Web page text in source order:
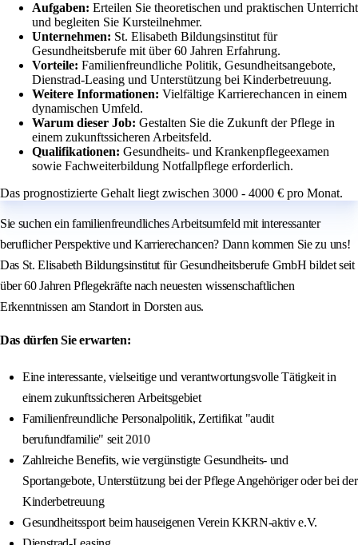
Aufgaben: Erteilen Sie theoretischen und praktischen Unterricht
und begleiten Sie Kursteilnehmer.
Unternehmen: St. Elisabeth Bildungsinstitut für
Gesundheitsberufe mit über 60 Jahren Erfahrung.
Vorteile: Familienfreundliche Politik, Gesundheitsangebote,
Dienstrad-Leasing und Unterstützung bei Kinderbetreuung.
Weitere Informationen: Vielfältige Karrierechancen in einem
dynamischen Umfeld.
Warum dieser Job: Gestalten Sie die Zukunft der Pflege in
einem zukunftssicheren Arbeitsfeld.
Qualifikationen: Gesundheits- und Krankenpflegeexamen
sowie Fachweiterbildung Notfallpflege erforderlich.
Das prognostizierte Gehalt liegt zwischen 3000 - 4000 € pro Monat.
Sie suchen ein familienfreundliches Arbeitsumfeld mit interessanter
beruflicher Perspektive und Karrierechancen? Dann kommen Sie zu uns!
Das St. Elisabeth Bildungsinstitut für Gesundheitsberufe GmbH bildet seit
über 60 Jahren Pflegekräfte nach neuesten wissenschaftlichen
Erkenntnissen am Standort in Dorsten aus.
Das dürfen Sie erwarten:
Eine interessante, vielseitige und verantwortungsvolle Tätigkeit in
einem zukunftssicheren Arbeitsgebiet
Familienfreundliche Personalpolitik, Zertifikat "audit
berufundfamilie" seit 2010
Zahlreiche Benefits, wie vergünstigte Gesundheits- und
Sportangebote, Unterstützung bei der Pflege Angehöriger oder bei der
Kinderbetreuung
Gesundheitssport beim hauseigenen Verein KKRN-aktiv e.V.